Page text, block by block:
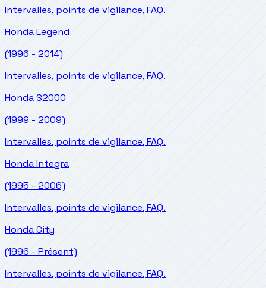
Intervalles, points de vigilance, FAQ.
HondaLegend
(1996 - 2014)
Intervalles, points de vigilance, FAQ.
HondaS2000
(1999 - 2009)
Intervalles, points de vigilance, FAQ.
HondaIntegra
(1995 - 2006)
Intervalles, points de vigilance, FAQ.
HondaCity
(1996 - Présent)
Intervalles, points de vigilance, FAQ.